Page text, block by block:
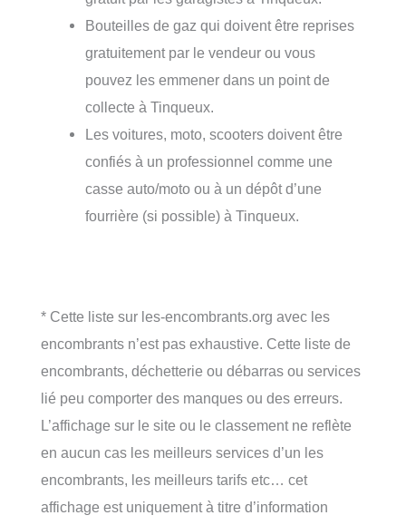
Bouteilles de gaz qui doivent être reprises
gratuitement par le vendeur ou vous
pouvez les emmener dans un point de
collecte à Tinqueux.
Les voitures, moto, scooters doivent être
confiés à un professionnel comme une
casse auto/moto ou à un dépôt d’une
fourrière (si possible) à Tinqueux.
* Cette liste sur les-encombrants.org avec les
encombrants n’est pas exhaustive. Cette liste de
encombrants, déchetterie ou débarras ou services
lié peu comporter des manques ou des erreurs.
L’affichage sur le site ou le classement ne reflète
en aucun cas les meilleurs services d’un les
encombrants, les meilleurs tarifs etc… cet
affichage est uniquement à titre d’information